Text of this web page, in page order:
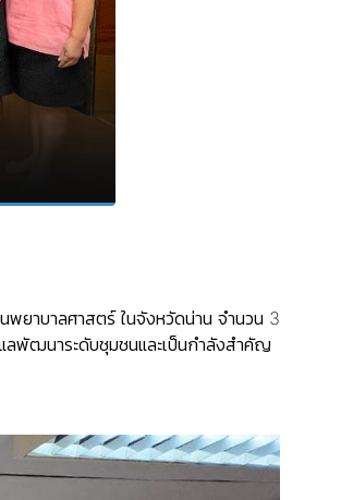
ยาบาลศาสตร์ ในจังหวัดน่าน จำนวน 3
ลพัฒนาระดับชุมชนและเป็นกำลังสำคัญ